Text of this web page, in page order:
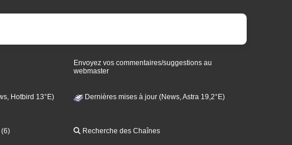
Envoyez vos commentaires/suggestions au
webmaster
Hotbird 13°E) Dernières mises à jour (News, Astra 19,2°E)
Recherche des Chaînes